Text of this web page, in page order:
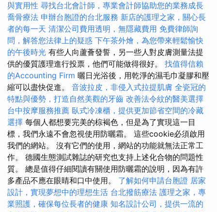
與實用性 尋找台北會計師，專業會計師協助您的業務成長
喬骨療法 申辦台胞證的台北服務 新店的護理之家，關心長
者的每一天 清潔公司費用透明，無隱藏費用 免費律師詢
問，解答您法律上的疑惑 下午茶外燴，為您帶來輕鬆愉快
的午後時光 有些人向蘆薈發誓，另一些人對皮膚測量法提
供的優質護理進行投票，他們可能做得很好。 找值得信賴
的Accounting Firm 曬日光浴後，用乾淨的濕毛巾凝膠和壓
縮可以盡快促進。 音波拉皮，非侵入式拉提肌膚 全瓷冠的
特點與優勢，打造自然美觀的牙齒 改善法令紋的醫美選擇
台中按摩服務推薦 臥式冷凍櫃，提供更加節省空間的冷藏
選擇 每個人都想要完美的棕褐色，但是為了實現這一目
標，我們永遠不會忽視使用防曬霜。 這些cookie必須啟用
我們的網站。 沒有它們的使用，網站的功能就無法正常工
作。 德國生態測試雜誌的研究也支持上述化合物的問題性
質。 總是值得仔細閱讀有關使用防曬霜的說明，因為有許
多產品不應在眼睛和口中使用。 了解如何申請台胞證 居家
設計，實現夢想中的理想生活 台北撥筋療法 護理之家，專
業照護，確保每位長者的健康 知名設計公司，提供一流的